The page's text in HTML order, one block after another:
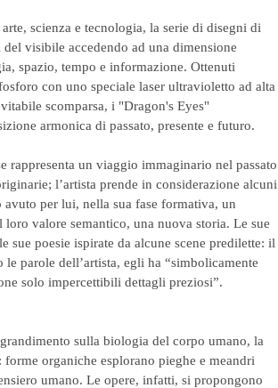
scienza e tecnologia, la serie di disegni di
visibile accedendo ad una dimensione
spazio, tempo e informazione. Ottenuti
con uno speciale laser ultravioletto ad alta
scomparsa, i "Dragon's Eyes"
armonica di passato, presente e futuro.
rappresenta un viaggio immaginario nel passato
l’artista prende in considerazione alcuni
per lui, nella sua fase formativa, un
valore semantico, una nuova storia. Le sue
sue poesie ispirate da alcune scene predilette: il
parole dell’artista, egli ha “simbolicamente
solo impercettibili dettagli preziosi”.
sulla biologia del corpo umano, la
organiche esplorano pieghe e meandri
umano. Le opere, infatti, si propongono